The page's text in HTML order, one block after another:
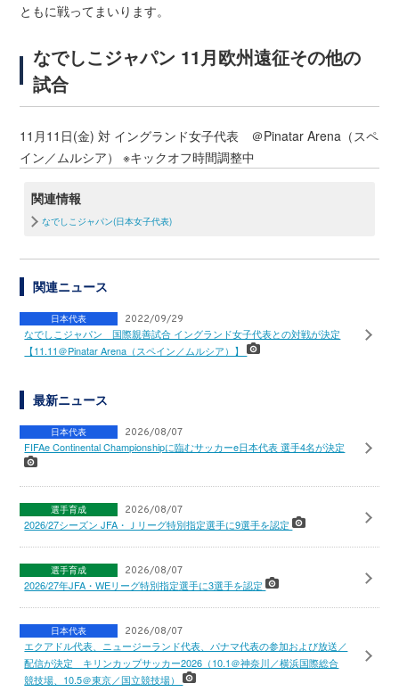
ともに戦ってまいります。
なでしこジャパン 11月欧州遠征その他の
試合
11月11日(金) 対 イングランド女子代表 ＠Pinatar Arena（スペ
イン／ムルシア） ※キックオフ時間調整中
関連情報
なでしこジャパン(日本女子代表)
関連ニュース
日本代表 2022/09/29
なでしこジャパン 国際親善試合 イングランド女子代表との対戦が決定
【11.11＠Pinatar Arena（スペイン／ムルシア）】
最新ニュース
日本代表 2026/08/07
FIFAe Continental Championshipに臨むサッカーe日本代表 選手4名が決定
選手育成 2026/08/07
2026/27シーズン JFA・Ｊリーグ特別指定選手に9選手を認定
選手育成 2026/08/07
2026/27年JFA・WEリーグ特別指定選手に3選手を認定
日本代表 2026/08/07
エクアドル代表、ニュージーランド代表、パナマ代表の参加および放送／
配信が決定 キリンカップサッカー2026（10.1＠神奈川／横浜国際総合
競技場、10.5＠東京／国立競技場）